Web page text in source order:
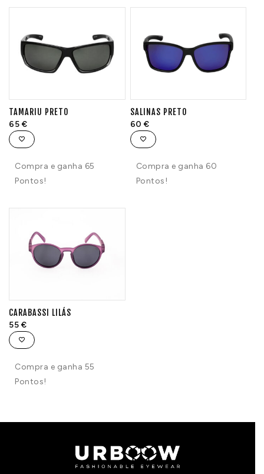
TAMARIU PRETO
65 €
Compra e ganha 65
Pontos!
SALINAS PRETO
60 €
Compra e ganha 60
Pontos!
CARABASSI LILÁS
55 €
Compra e ganha 55
Pontos!